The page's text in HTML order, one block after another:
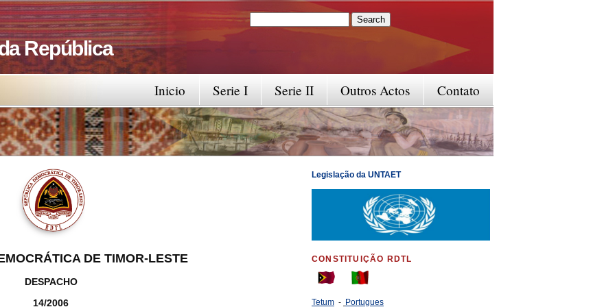
República
Search form
Contato
Outros Actos
Serie II
Serie I
Inicio
DE TIMOR-LESTE
DESPACHO
14/2006
Legislação da UNTAET
CONSTITUIÇÃO RDTL
Tetum - Portugues